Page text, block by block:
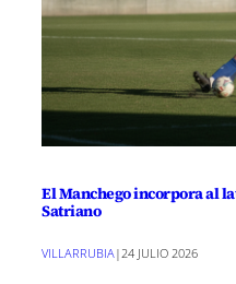
El Manchego incorpora al
Satriano
VILLARRUBIA|24 JULIO 2026